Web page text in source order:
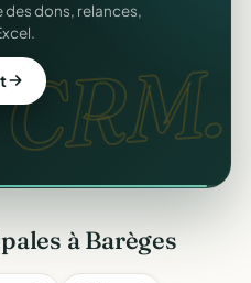
en un clic,
CRM.
dons, relances,
à Barèges